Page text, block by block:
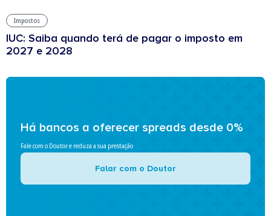
Impostos
IUC: Saiba quando terá de pagar o imposto em
2027 e 2028
Há bancos a oferecer spreads desde 0%
Fale com o Doutor e reduza a sua prestação
Falar com o Doutor